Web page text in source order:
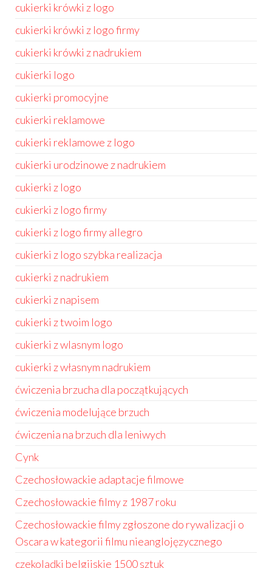
cukierki krówki z logo
cukierki krówki z logo firmy
cukierki krówki z nadrukiem
cukierki logo
cukierki promocyjne
cukierki reklamowe
cukierki reklamowe z logo
cukierki urodzinowe z nadrukiem
cukierki z logo
cukierki z logo firmy
cukierki z logo firmy allegro
cukierki z logo szybka realizacja
cukierki z nadrukiem
cukierki z napisem
cukierki z twoim logo
cukierki z wlasnym logo
cukierki z własnym nadrukiem
ćwiczenia brzucha dla początkujących
ćwiczenia modelujące brzuch
ćwiczenia na brzuch dla leniwych
Cynk
Czechosłowackie adaptacje filmowe
Czechosłowackie filmy z 1987 roku
Czechosłowackie filmy zgłoszone do rywalizacji o
Oscara w kategorii filmu nieanglojęzycznego
czekoladki belgijskie 1500 sztuk